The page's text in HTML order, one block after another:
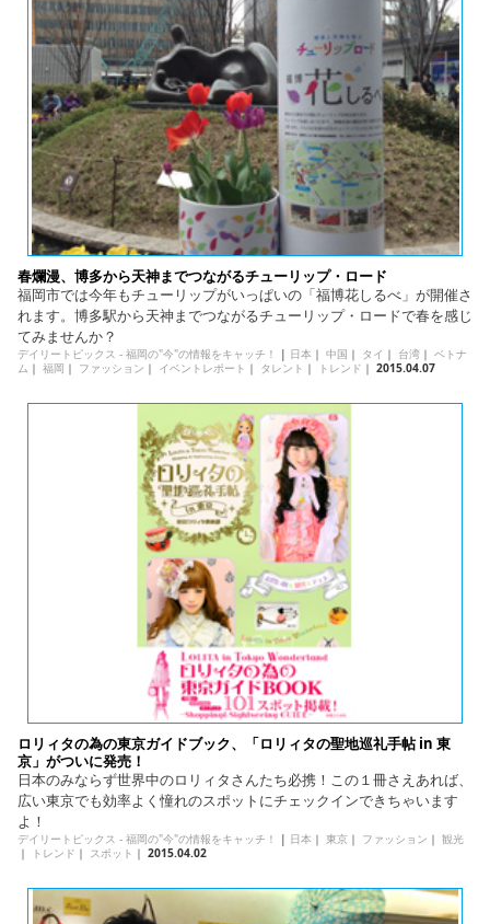
春爛漫、博多から天神までつながるチューリップ・ロード
福岡市では今年もチューリップがいっぱいの「福博花しるべ」が開催さ
れます。博多駅から天神までつながるチューリップ・ロードで春を感じ
てみませんか？
デイリートピックス - 福岡の"今"の情報をキャッチ！ | 日本｜ 中国 ｜ タイ ｜ 台湾｜ ベトナ
ム ｜ 福岡 ｜ ファッション ｜ イベントレポート ｜ タレント ｜ トレンド ｜ 2015.04.07
ロリィタの為の東京ガイドブック、「ロリィタの聖地巡礼手帖 in 東
京」がついに発売！
日本のみならず世界中のロリィタさんたち必携！この１冊さえあれば、
広い東京でも効率よく憧れのスポットにチェックインできちゃいます
よ！
デイリートピックス - 福岡の"今"の情報をキャッチ！ | 日本｜ 東京｜ ファッション ｜ 観光
｜
トレンド ｜ スポット ｜ 2015.04.02